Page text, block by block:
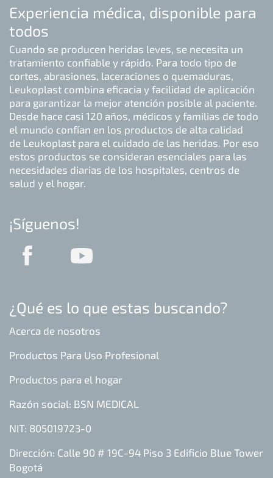
Experiencia médica, disponible para
todos
Cuando se producen heridas leves, se necesita un
tratamiento confiable y rápido. Para todo tipo de
cortes, abrasiones, laceraciones o quemaduras,
Leukoplast combina eficacia y facilidad de aplicación
para garantizar la mejor atención posible al paciente.
Desde hace casi 120 años, médicos y familias de todo
el mundo confían en los productos de alta calidad
de Leukoplast para el cuidado de las heridas. Por eso
estos productos se consideran esenciales para las
necesidades diarias de los hospitales, centros de
salud y el hogar.
¡Síguenos!
¿Qué es lo que estas buscando?
Acerca de nosotros
Productos Para Uso Profesional
Productos para el hogar
Razón social: BSN MEDICAL
NIT: 805019723-0
Dirección: Calle 90 # 19C-94 Piso 3 Edificio Blue Tower
Bogotá